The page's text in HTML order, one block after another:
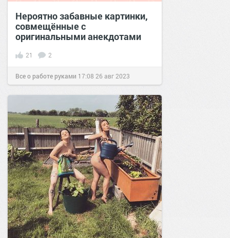
Нероятно забавные картинки,
совмещённые с
оригинальными анекдотами
21 2
Все о работе руками 17:08 26 авг 2023